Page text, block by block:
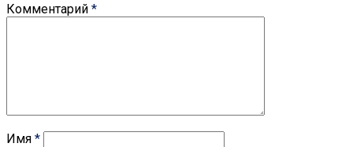
Комментарий *
Имя *